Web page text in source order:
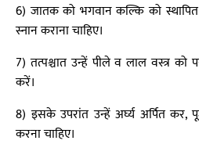
6) जातक को भगवान कल्कि को
स्नान कराना चाहिए।
7) तत्पश्चात उन्हें पीले व लाल वस्त्र को
करें।
8) इसके उपरांत उन्हें अर्घ्य अर्पित
करना चाहिए।